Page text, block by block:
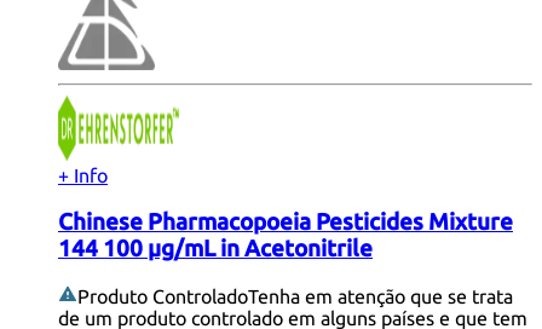
+ Info
Chinese Pharmacopoeia Pesticides Mixture
144 100 µg/mL in Acetonitrile
Produto ControladoTenha em atenção que se trata
de um produto controlado em alguns países e que tem